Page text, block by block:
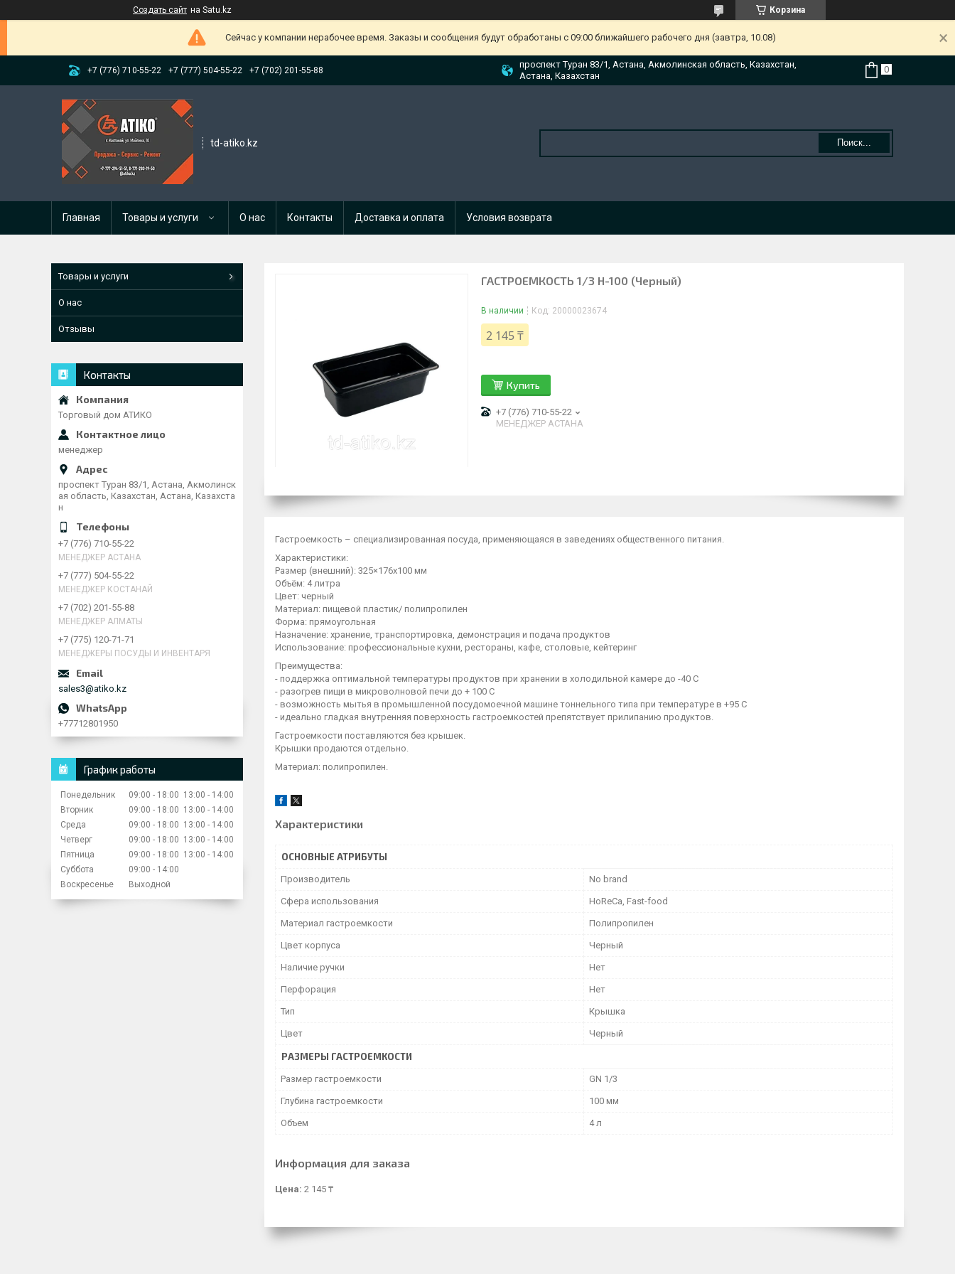
Создать сайт на Satu.kz Корзина
Сейчас у компании нерабочее время. Заказы и сообщения будут обработаны с 09:00 ближайшего рабочего дня (завтра, 10.08)
+7 (776) 710-55-22 +7 (777) 504-55-22 +7 (702) 201-55-88
проспект Туран 83/1, Астана, Акмолинская область, Казахстан,
Астана, Казахстан
td-atiko.kz Поиск...
Главная Товары и услуги О нас Контакты Доставка и оплата Условия возврата
ГАСТРОЕМКОСТЬ 1/3 H-100 (Черный)
В наличии Код: 20000023674
2 145 ₸
Купить
+7 (776) 710-55-22
МЕНЕДЖЕР АСТАНА
Гастроемкость – специализированная посуда, применяющаяся в заведениях общественного питания.
Характеристики:
Размер (внешний): 325×176х100 мм
Объём: 4 литра
Цвет: черный
Материал: пищевой пластик/ полипропилен
Форма: прямоугольная
Назначение: хранение, транспортировка, демонстрация и подача продуктов
Использование: профессиональные кухни, рестораны, кафе, столовые, кейтеринг
Преимущества:
- поддержка оптимальной температуры продуктов при хранении в холодильной камере до -40 С
- разогрев пищи в микроволновой печи до + 100 С
- возможность мытья в промышленной посудомоечной машине тоннельного типа при температуре в +95 С
- идеально гладкая внутренняя поверхность гастроемкостей препятствует прилипанию продуктов.
Гастроемкости поставляются без крышек.
Крышки продаются отдельно.
Материал: полипропилен.
Характеристики
ОСНОВНЫЕ АТРИБУТЫ
Производитель No brand
Сфера использования HoReCa, Fast-food
Материал гастроемкости Полипропилен
Цвет корпуса Черный
Наличие ручки Нет
Перфорация Нет
Тип Крышка
Цвет Черный
РАЗМЕРЫ ГАСТРОЕМКОСТИ
Размер гастроемкости GN 1/3
Глубина гастроемкости 100 мм
Объем 4 л
Информация для заказа
Цена: 2 145 ₸
Товары и услуги
О нас
Отзывы
Контакты
Торговый дом АТИКО
менеджер
проспект Туран 83/1, Астана, Акмолинск
ая область, Казахстан, Астана, Казахста
н
+7 (776) 710-55-22
МЕНЕДЖЕР АСТАНА
+7 (777) 504-55-22
МЕНЕДЖЕР КОСТАНАЙ
+7 (702) 201-55-88
МЕНЕДЖЕР АЛМАТЫ
+7 (775) 120-71-71
МЕНЕДЖЕРЫ ПОСУДЫ И ИНВЕНТАРЯ
sales3@atiko.kz
+77712801950
График работы
Понедельник 09:00 18:00 13:00
14:00
Вторник
09:00 18:00 13:00
14:00
Среда
09:00 18:00 13:00
14:00
Четверг
09:00 18:00 13:00
14:00
Пятница
09:00 18:00 13:00
14:00
Суббота
09:00
14:00
Воскресенье
Выходной